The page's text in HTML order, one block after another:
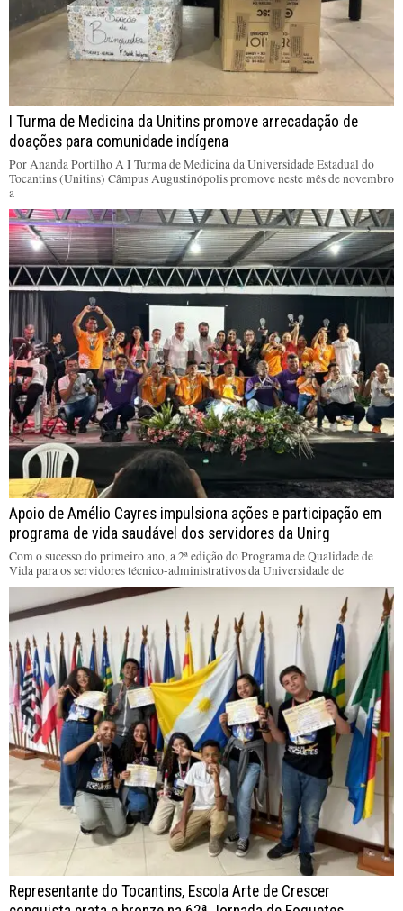
I Turma de Medicina da Unitins promove arrecadação de
doações para comunidade indígena
Por Ananda Portilho A I Turma de Medicina da Universidade Estadual do
Tocantins (Unitins) Câmpus Augustinópolis promove neste mês de novembro
a
Apoio de Amélio Cayres impulsiona ações e participação em
programa de vida saudável dos servidores da Unirg
Com o sucesso do primeiro ano, a 2ª edição do Programa de Qualidade de
Vida para os servidores técnico-administrativos da Universidade de
Representante do Tocantins, Escola Arte de Crescer